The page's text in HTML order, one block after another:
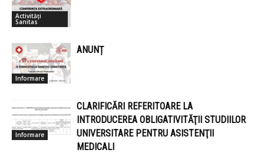
Activități
Sanitas
Informare
ANUNȚ
Informare
CLARIFICĂRI REFERITOARE LA
INTRODUCEREA OBLIGATIVITĂŢII STUDIILOR
UNIVERSITARE PENTRU ASISTENŢII
MEDICALI